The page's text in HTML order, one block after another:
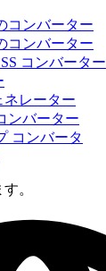
コンバーター
コンバーター
コンバーター
ネレーター
ンバーター
コンバータ
。